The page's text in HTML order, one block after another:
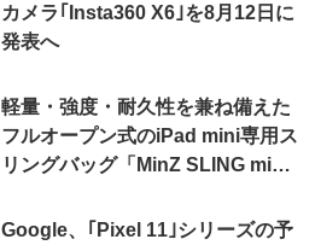
カメラ｢Insta360 X6｣を8月12日に
発表へ
軽量・強度・耐久性を兼ね備えた
フルオープン式のiPad mini専用ス
リングバッグ「MinZ SLING mini
Google、｢Pixel 11｣シリーズの予